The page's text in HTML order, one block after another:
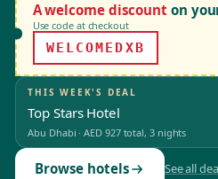
A welcome discount on
Use code at checkout
WELCOMEDXB
THIS WEEK'S DEAL
Top Stars Hotel
Abu Dhabi ·AED 927total, 3 nights
Browse hotels See all